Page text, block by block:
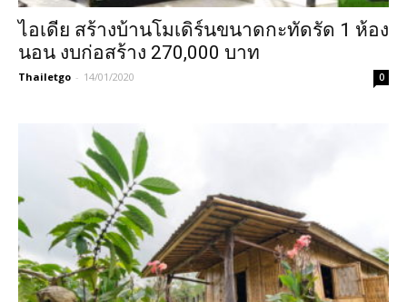
ไอเดีย สร้างบ้านโมเดิร์นขนาดกะทัดรัด 1 ห้อง
นอน งบก่อสร้าง 270,000 บาท
Thailetgo - 14/01/2020 0